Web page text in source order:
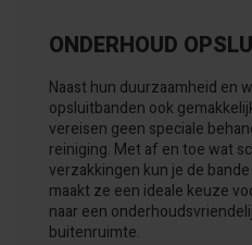
ONDERHOUD
Naast hun duurzaamheid en
opsluitbanden ook
vereisen geen speciale
reiniging. Met af en toe wat
verzakkingen kun je de
maakt ze een ideale keuze
naar een
buitenruimte.